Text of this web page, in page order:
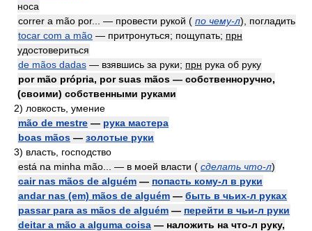
носа
correr a mão por... — провести рукой ( по чему-л) , погладить
tocar com a mão — притронуться; пощупать; прн
удостовериться
de mãos dadas — взявшись за руки; прн рука об руку
por mão própria, por suas mãos — собственноручно,
(своими) собственными руками
2) ловкость, умение
mão de mestre — рука мастера
boas mãos — золотые руки
3) власть, господство
está na minha mão... — в моей власти ( сделать что-л)
cair nas mãos de alguém — попасть кому-л в руки
andar nas (em) mãos de alguém — быть в чьих-л руках
passar para as mãos de alguém — перейти в чьи-л руки
deitar a mão a alguma coisa — наложить на что-л руку,